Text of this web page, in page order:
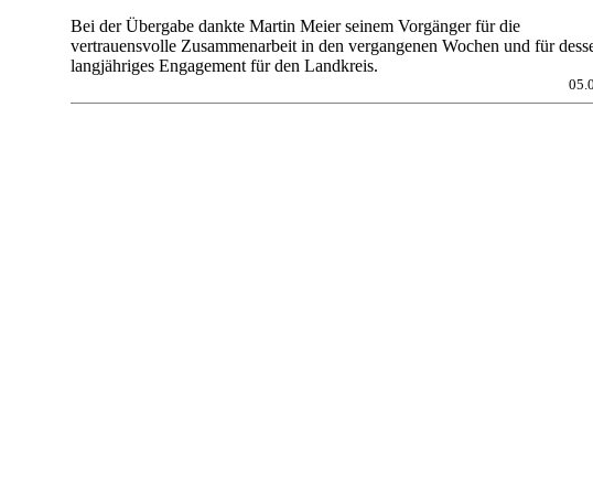
Bei der Übergabe dankte Martin Meier seinem Vorgänger für die
vertrauensvolle Zusammenarbeit in den vergangenen Wochen und für
langjähriges Engagement für den Landkreis.